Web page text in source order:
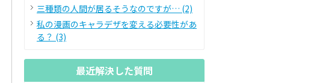
三種類の人間が居るそうなのですが… (2)
私の漫画のキャラデザを変える必要性があ
る？ (3)
最近解決した質問